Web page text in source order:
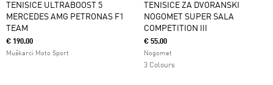
TENISICE ULTRABOOST 5
MERCEDES AMG PETRONAS F1
TEAM
€ 190.00
Muškarci Moto Sport
TENISICE ZA DVORANSKI
NOGOMET SUPER SALA
COMPETITION III
€ 55.00
Nogomet
3 Colours